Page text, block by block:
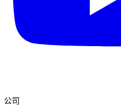
公司